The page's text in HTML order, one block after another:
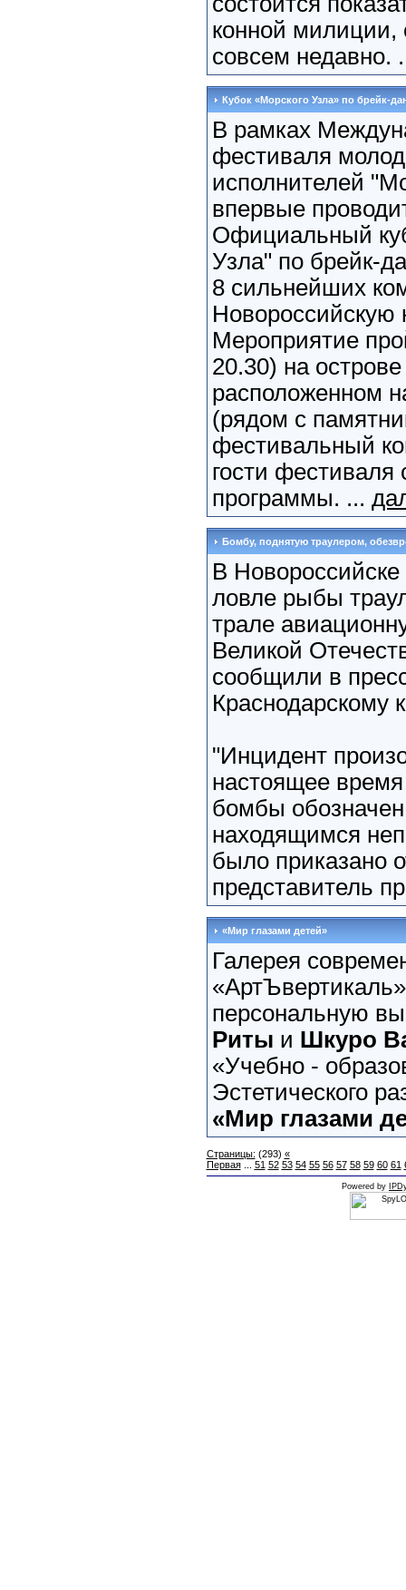
конной милиции,
совсем недавно.
Кубок «Морского Узла» по брейк-
В рамках
фестиваля
исполнителей
впервые
Официальный
Узла" по брейк-
8 сильнейших
Новороссийскую
Мероприятие
20.30) на
расположенном
(рядом с
фестивальный
гости фестиваля
программы. ...
Бомбу, поднятую траулером,
В Новороссийске
ловле рыбы
трале
Великой
сообщили в
Краснодарскому
"Инцидент
настоящее
бомбы
находящимся
было приказано
представитель
«Мир глазами детей»
Галерея
персональную
Риты и Шкуро
«Учебно -
Эстетического
«Мир глазами
Страницы: (293) «
Первая... 51 52 53 54 55 56 57 58 59 60 61
Powered by